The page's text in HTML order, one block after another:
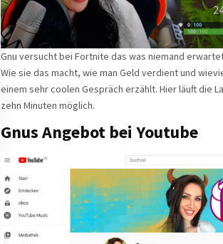
Gnu versucht bei Fortnite das was niemand
Wie sie das macht, wie man Geld verdient und
einem sehr coolen Gespräch erzählt. Hier läuft die
zehn Minuten möglich.
Gnus Angebot bei Youtube